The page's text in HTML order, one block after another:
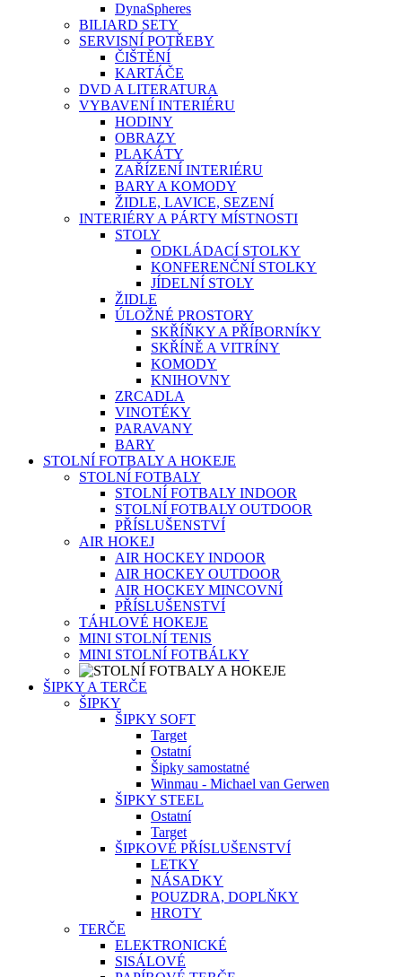
DynaSpheres
BILIARD SETY
SERVISNÍ POTŘEBY
ČIŠTĚNÍ
KARTÁČE
DVD A LITERATURA
VYBAVENÍ INTERIÉRU
HODINY
OBRAZY
PLAKÁTY
ZAŘÍZENÍ INTERIÉRU
BARY A KOMODY
ŽIDLE, LAVICE, SEZENÍ
INTERIÉRY A PÁRTY MÍSTNOSTI
STOLY
ODKLÁDACÍ STOLKY
KONFERENČNÍ STOLKY
JÍDELNÍ STOLY
ŽIDLE
ÚLOŽNÉ PROSTORY
SKŘÍŇKY A PŘÍBORNÍKY
SKŘÍNĚ A VITRÍNY
KOMODY
KNIHOVNY
ZRCADLA
VINOTÉKY
PARAVANY
BARY
STOLNÍ FOTBALY A HOKEJE
STOLNÍ FOTBALY
STOLNÍ FOTBALY INDOOR
STOLNÍ FOTBALY OUTDOOR
PŘÍSLUŠENSTVÍ
AIR HOKEJ
AIR HOCKEY INDOOR
AIR HOCKEY OUTDOOR
AIR HOCKEY MINCOVNÍ
PŘÍSLUŠENSTVÍ
TÁHLOVÉ HOKEJE
MINI STOLNÍ TENIS
MINI STOLNÍ FOTBÁLKY
ŠIPKY A TERČE
ŠIPKY
ŠIPKY SOFT
Target
Ostatní
Šipky samostatné
Winmau - Michael van Gerwen
ŠIPKY STEEL
Ostatní
Target
ŠIPKOVÉ PŘÍSLUŠENSTVÍ
LETKY
NÁSADKY
POUZDRA, DOPLŇKY
HROTY
TERČE
ELEKTRONICKÉ
SISÁLOVÉ